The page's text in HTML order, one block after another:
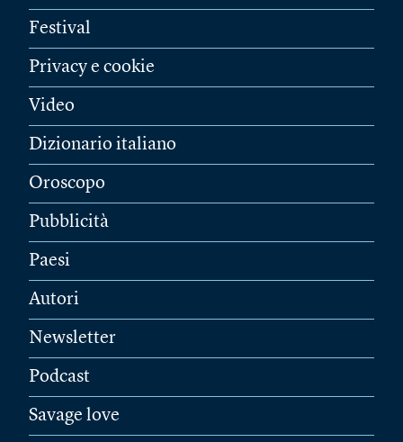
Festival
Privacy e cookie
Video
Dizionario italiano
Oroscopo
Pubblicità
Paesi
Autori
Newsletter
Podcast
Savage love